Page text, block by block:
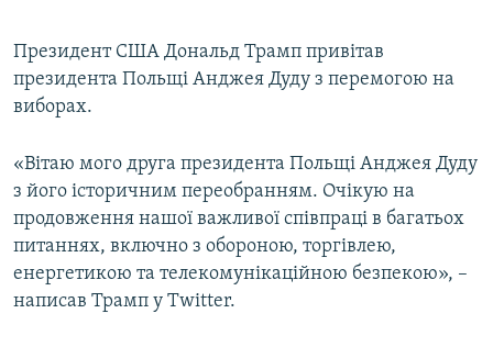
ДОЛУЧАЙСЯ!
Усі сайти RFE/RL
Президент США Дональд Трамп привітав
президента Польщі Анджея Дуду з перемогою на
виборах.
«Вітаю мого друга президента Польщі Анджея Дуду
з його історичним переобранням. Очікую на
продовження нашої важливої співпраці в багатьох
питаннях, включно з обороною, торгівлею,
енергетикою та телекомунікаційною безпекою», –
написав Трамп у Twitter.